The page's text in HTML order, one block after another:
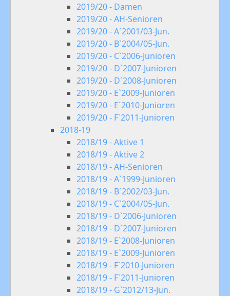
2019/20 - Damen
2019/20 - AH-Senioren
2019/20 - A`2001/03-Jun.
2019/20 - B`2004/05-Jun.
2019/20 - C`2006-Junioren
2019/20 - D`2007-Junioren
2019/20 - D`2008-Junioren
2019/20 - E`2009-Junioren
2019/20 - E`2010-Junioren
2019/20 - F`2011-Junioren
2018-19
2018/19 - Aktive 1
2018/19 - Aktive 2
2018/19 - AH-Senioren
2018/19 - A`1999-Junioren
2018/19 - B`2002/03-Jun.
2018/19 - C`2004/05-Jun.
2018/19 - D`2006-Junioren
2018/19 - D`2007-Junioren
2018/19 - E`2008-Junioren
2018/19 - E`2009-Junioren
2018/19 - F`2010-Junioren
2018/19 - F`2011-Junioren
2018/19 - G`2012/13-Jun.